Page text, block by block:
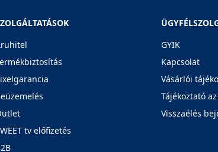
tv előfizetés
GYIK
Kapcsolat
Vásárlói
Tájékoztató
Visszaélés